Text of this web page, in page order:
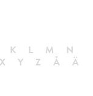
K L M
N
X Y Z Å
Ä